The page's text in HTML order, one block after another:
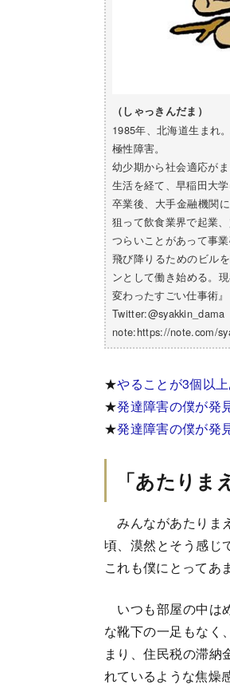
（しゃっきんだま）
1985年、北海道生まれ
極性障害。
幼少期から社会適応が
生活を経て、早稲田大学
卒業後、大手金融機関
狙って飲食業界で起業
つらいことがあって事
飛び降りるためのビル
ンとして働き始める。
変わったすごい仕事術
Twitter:@syakkin_dama
note:https://note.com/
★やることが3個以
★発達障害の僕が発
★発達障害の僕が発
「あたり
みんながあたりま
頃、漠然とそう感じ
これも僕にとってあ
いつも部屋の中は
な靴下の一足もなく
まり、住民税の滞納
れているような焦燥